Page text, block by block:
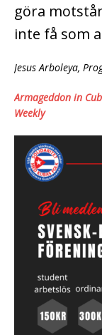
göra
inte få som
Jesus Arboleya,
Armageddon in
Weekly